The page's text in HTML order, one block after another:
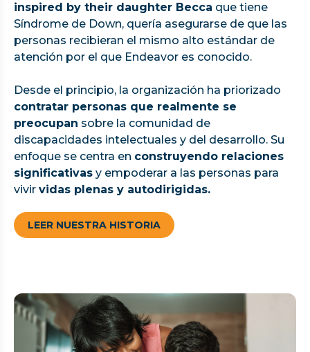
inspired by their daughter Becca que tiene
Síndrome de Down, quería asegurarse de que las
personas recibieran el mismo alto estándar de
atención por el que Endeavor es conocido.
Desde el principio, la organización ha priorizado
contratar personas que realmente se
preocupan sobre la comunidad de
discapacidades intelectuales y del desarrollo. Su
enfoque se centra en construyendo relaciones
significativas y empoderar a las personas para
vivir vidas plenas y autodirigidas.
LEER NUESTRA HISTORIA